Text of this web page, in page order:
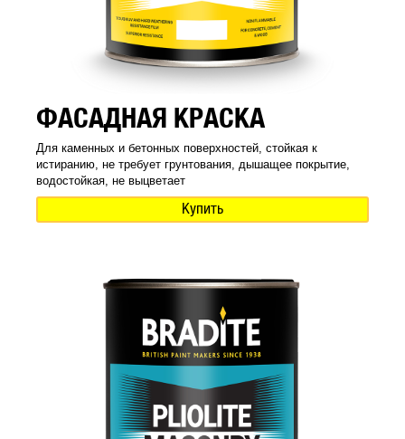
ФАСАДНАЯ КРАСКА
Для каменных и бетонных поверхностей, стойкая к
истиранию, не требует грунтования, дышащее покрытие,
водостойкая, не выцветает
Купить